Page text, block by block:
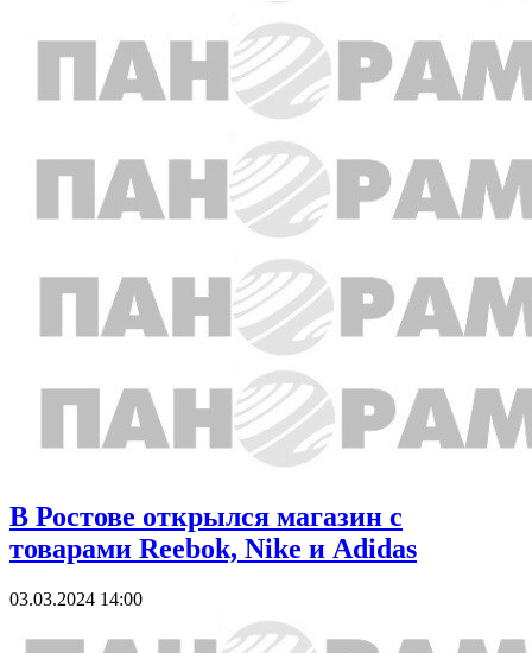
В Ростове открылся магазин с
товарами Reebok, Nike и Adidas
03.03.2024 14:00